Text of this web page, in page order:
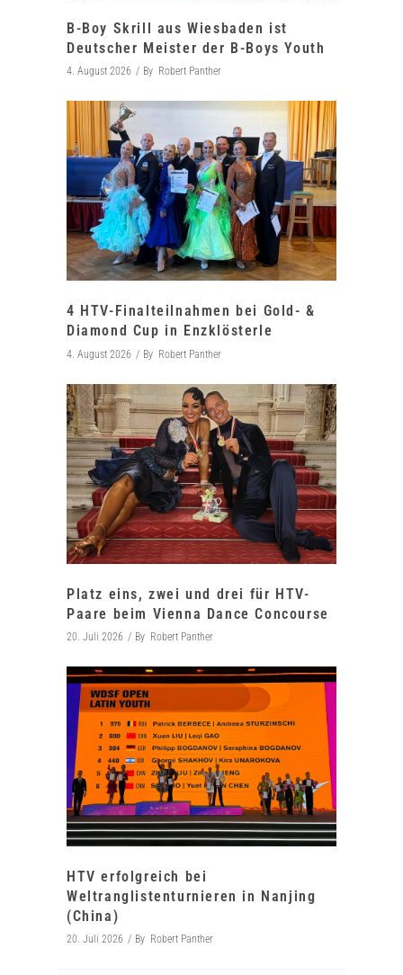
B-Boy Skrill aus Wiesbaden ist
Deutscher Meister der B-Boys Youth
4. August 2026 By Robert Panther
4 HTV-Finalteilnahmen bei Gold- &
Diamond Cup in Enzklösterle
4. August 2026 By Robert Panther
Platz eins, zwei und drei für HTV-
Paare beim Vienna Dance Concourse
20. Juli 2026 By Robert Panther
HTV erfolgreich bei
Weltranglistenturnieren in Nanjing
(China)
20. Juli 2026 By Robert Panther